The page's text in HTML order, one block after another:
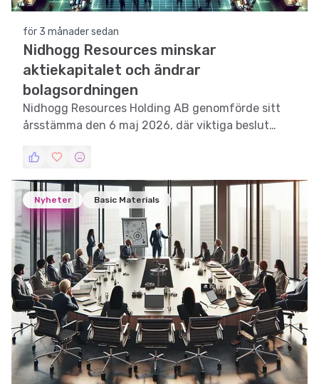
för 3 månader sedan
Nidhogg Resources minskar
aktiekapitalet och ändrar
bolagsordningen
Nidhogg Resources Holding AB genomförde sitt
årsstämma den 6 maj 2026, där viktiga beslut
Nyheter Basic Materials